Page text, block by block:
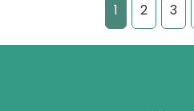
1 2 3